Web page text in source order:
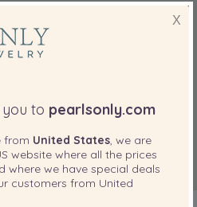
X
to pearlsonly.com
from United States , we are
website where all the prices
where we have special deals
customers from United